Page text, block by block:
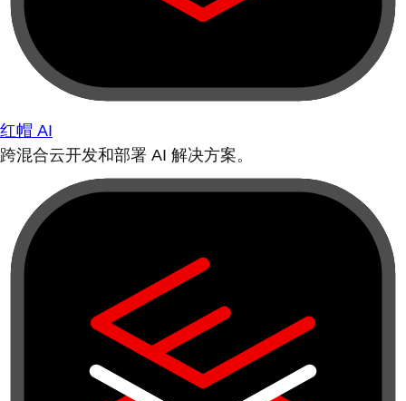
红帽 AI
跨混合云开发和部署 AI 解决方案。